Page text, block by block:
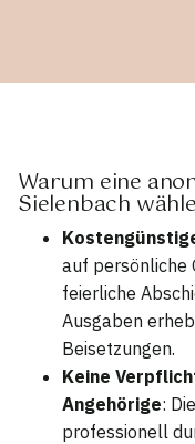
Warum eine
Sielenbach
auf persönliche
feierliche
Ausgaben
Beisetzungen.
Keine
Angehörige:
professionell